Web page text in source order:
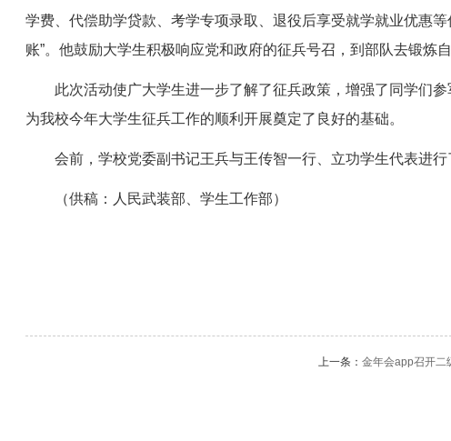
学费、代偿助学贷款、考学专项录取、退役后享受就学就业优惠
账”。他鼓励大学生积极响应党和政府的征兵号召，到部队去锻
此次活动使广大学生进一步了解了征兵政策，增强
为我校今年大学生征兵工作的顺利开展奠定了良好的基础。
会前，学校党委副书记王兵与王传智一行、立功学生代表进行
（供稿：人民武装部、学生工作部）
上一条： 金年会app召开二